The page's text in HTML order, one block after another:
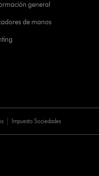
general
de manos
Impuesto Sociedades